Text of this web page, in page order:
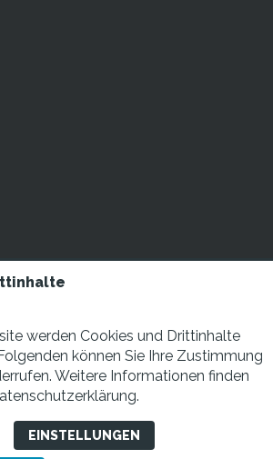
Münsterstraße 5, 59065 Hamm. Fon:
Mail:info@startupteens.de
werden Cookies und Drittinhalte
können Sie Ihre Zustimmung
Weitere Informationen finden
EINSTELLUNGEN